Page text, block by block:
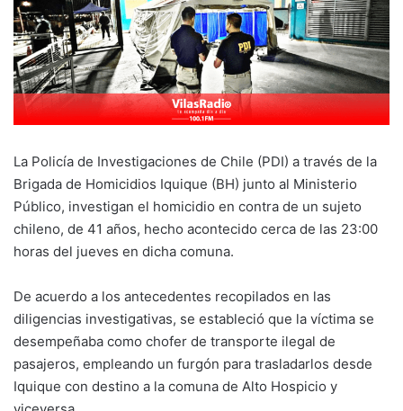
La Policía de Investigaciones de Chile (PDI) a través de la
Brigada de Homicidios Iquique (BH) junto al Ministerio
Público, investigan el homicidio en contra de un sujeto
chileno, de 41 años, hecho acontecido cerca de las 23:00
horas del jueves en dicha comuna.
De acuerdo a los antecedentes recopilados en las
diligencias investigativas, se estableció que la víctima se
desempeñaba como chofer de transporte ilegal de
pasajeros, empleando un furgón para trasladarlos desde
Iquique con destino a la comuna de Alto Hospicio y